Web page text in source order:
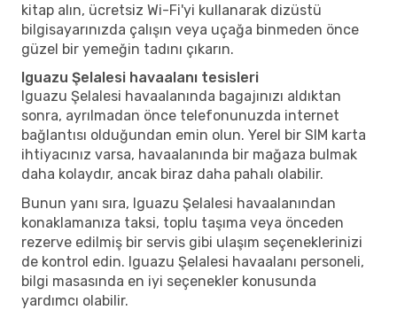
kitap alın, ücretsiz Wi-Fi'yi kullanarak dizüstü
bilgisayarınızda çalışın veya uçağa binmeden önce
güzel bir yemeğin tadını çıkarın.
Iguazu Şelalesi havaalanı tesisleri
Iguazu Şelalesi havaalanında bagajınızı aldıktan
sonra, ayrılmadan önce telefonunuzda internet
bağlantısı olduğundan emin olun. Yerel bir SIM karta
ihtiyacınız varsa, havaalanında bir mağaza bulmak
daha kolaydır, ancak biraz daha pahalı olabilir.
Bunun yanı sıra, Iguazu Şelalesi havaalanından
konaklamanıza taksi, toplu taşıma veya önceden
rezerve edilmiş bir servis gibi ulaşım seçeneklerinizi
de kontrol edin. Iguazu Şelalesi havaalanı personeli,
bilgi masasında en iyi seçenekler konusunda
yardımcı olabilir.